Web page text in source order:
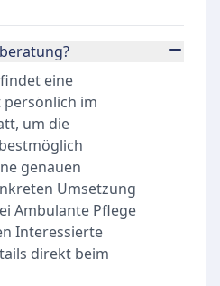
eine
im
um die
genauen
Umsetzung
Ambulante Pflege
Interessierte
direkt beim